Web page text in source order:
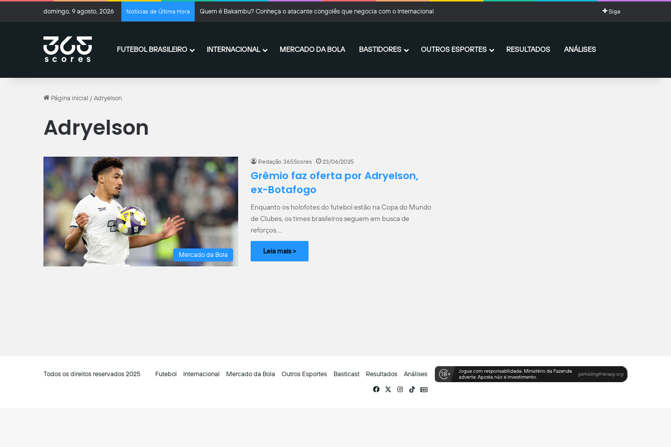
domingo, 9 agosto, 2026 Notícias de Última Hora Quem é Bakambu? Conheça o atacante congolês que negocia com o Internacional Siga
FUTEBOL BRASILEIRO INTERNACIONAL MERCADO DA BOLA BASTIDORES OUTROS ESPORTES RESULTADOS ANÁLISES
Página inicial / Adryelson
Adryelson
Mercado da Bola
Redação 365Scores 23/06/2025
Grêmio faz oferta por Adryelson,
ex-Botafogo
Enquanto os holofotes do futebol estão na Copa do Mundo
de Clubes, os times brasileiros seguem em busca de
reforços.…
Leia mais >
Todos os direitos reservados 2025 Futebol Internacional Mercado da Bola Outros Esportes Basticast Resultados
Análises
Facebook
X Instagram
TikTokSiga-